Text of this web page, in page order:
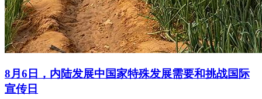
8月6日，内陆发展中国家特殊发展需要和挑战国际
宣传日